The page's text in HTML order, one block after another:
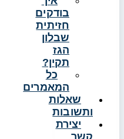
בודקים
חזיתית
שבלון
הגז
תקין?
כל
המאמרים
שאלות
ותשובות
יצירת
קשר